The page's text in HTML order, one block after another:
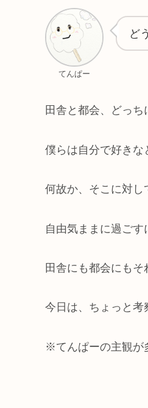
てんぱー
ど
田舎と都会、どっ
僕らは自分で好き
何故か、そこに対
自由気ままに過ご
田舎にも都会にも
今日は、ちょっと
※てんぱーの主観が